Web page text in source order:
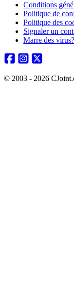
Conditions
Politique de
Politique des
Signaler un
Marre des virus?
© 2003 - 2026